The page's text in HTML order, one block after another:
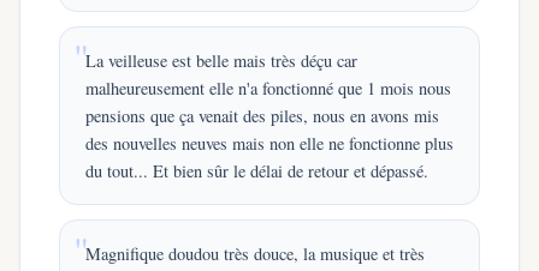
La veilleuse est belle mais très déçu car
malheureusement elle n'a fonctionné que 1 mois nous
pensions que ça venait des piles, nous en avons mis
des nouvelles neuves mais non elle ne fonctionne plus
du tout... Et bien sûr le délai de retour et dépassé.
Magnifique doudou très douce, la musique et très